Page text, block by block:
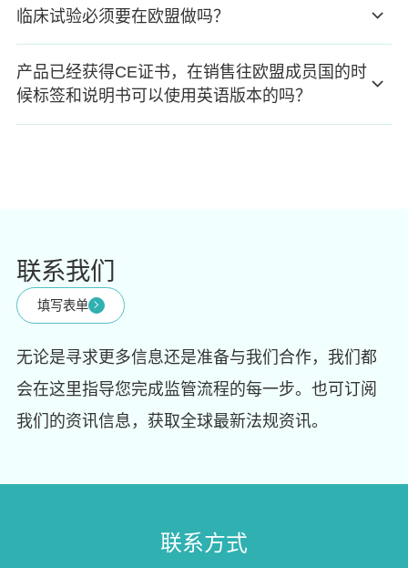
临床试验必须要在欧盟做吗？
产品已经获得CE证书，在销售往欧盟成员国的时
候标签和说明书可以使用英语版本的吗？
联系我们
填写表单
无论是寻求更多信息还是准备与我们合作，我们都
会在这里指导您完成监管流程的每一步。也可订阅
我们的资讯信息，获取全球最新法规资讯。
联系方式